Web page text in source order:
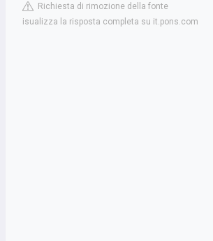
Richiesta di rimozione della fonte
isualizza la risposta completa su it.pons.com